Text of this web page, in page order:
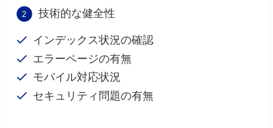
技術的な健全性
インデックス状況の確認
エラーページの有無
モバイル対応状況
セキュリティ問題の有無